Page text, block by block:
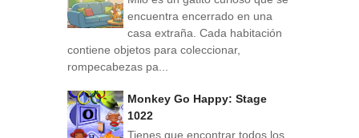
encuentra encerrado en una
casa extraña. Cada habitación
contiene objetos para coleccionar,
rompecabezas pa...
Monkey Go Happy: Stage
1022
Tienes que encontrar todos los